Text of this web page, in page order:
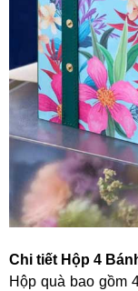
Chi tiết Hộp 4
Hộp quà bao gồm